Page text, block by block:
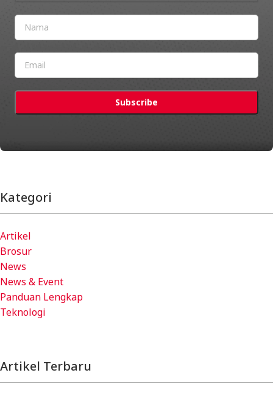
Kategori
Artikel
Brosur
News
News & Event
Panduan Lengkap
Teknologi
Artikel Terbaru